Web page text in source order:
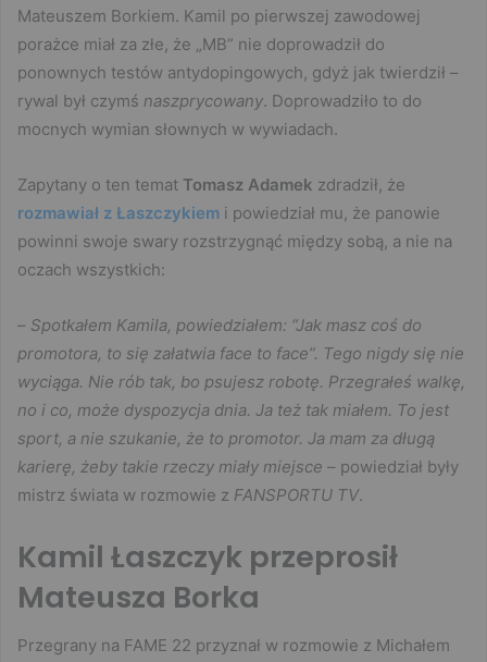
Mateuszem Borkiem. Kamil po pierwszej zawodowej
porażce miał za złe, że „MB” nie doprowadził do
ponownych testów antydopingowych, gdyż jak twierdził –
rywal był czymś naszprycowany. Doprowadziło to do
mocnych wymian słownych w wywiadach.
Zapytany o ten temat Tomasz Adamek zdradził, że
rozmawiał z Łaszczykiem i powiedział mu, że panowie
powinni swoje swary rozstrzygnąć między sobą, a nie na
oczach wszystkich:
– Spotkałem Kamila, powiedziałem: “Jak masz coś do
promotora, to się załatwia face to face”. Tego nigdy się nie
wyciąga. Nie rób tak, bo psujesz robotę. Przegrałeś walkę,
no i co, może dyspozycja dnia. Ja też tak miałem. To jest
sport, a nie szukanie, że to promotor. Ja mam za długą
karierę, żeby takie rzeczy miały miejsce – powiedział były
mistrz świata w rozmowie z FANSPORTU TV.
Kamil Łaszczyk przeprosił
Mateusza Borka
Przegrany na FAME 22 przyznał w rozmowie z Michałem